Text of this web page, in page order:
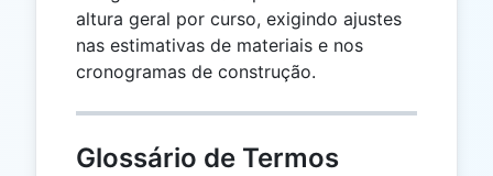
altura geral por curso, exigindo ajustes
nas estimativas de materiais e nos
cronogramas de construção.
Glossário de Termos